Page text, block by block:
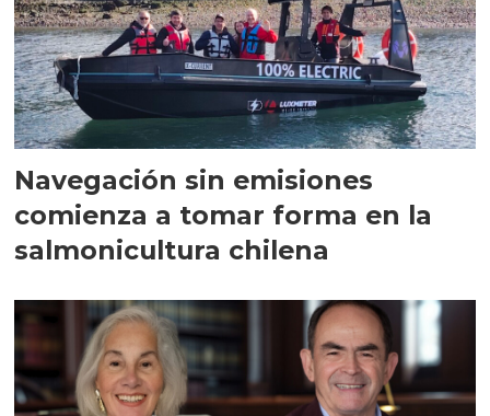
Navegación sin emisiones
comienza a tomar forma en la
salmonicultura chilena